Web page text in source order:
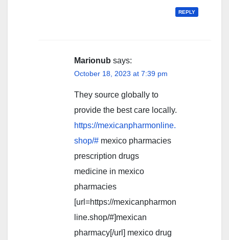
REPLY
Marionub says:
October 18, 2023 at 7:39 pm
They source globally to
provide the best care locally.
https://mexicanpharmonline.
shop/# mexico pharmacies
prescription drugs
medicine in mexico
pharmacies
[url=https://mexicanpharmon
line.shop/#]mexican
pharmacy[/url] mexico drug